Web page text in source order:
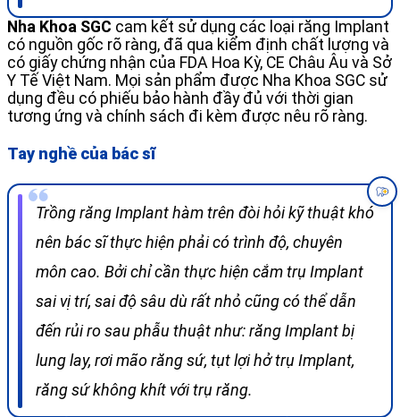
Nha Khoa SGC cam kết sử dụng các loại răng Implant
có nguồn gốc rõ ràng, đã qua kiểm định chất lượng và
có giấy chứng nhận của FDA Hoa Kỳ, CE Châu Âu và Sở
Y Tế Việt Nam. Mọi sản phẩm được Nha Khoa SGC sử
dụng đều có phiếu bảo hành đầy đủ với thời gian
tương ứng và chính sách đi kèm được nêu rõ ràng.
Tay nghề của bác sĩ
Trồng răng Implant hàm trên đòi hỏi kỹ thuật khó
nên bác sĩ thực hiện phải có trình độ, chuyên
môn cao. Bởi chỉ cần thực hiện cắm trụ Implant
sai vị trí, sai độ sâu dù rất nhỏ cũng có thể dẫn
đến rủi ro sau phẫu thuật như: răng Implant bị
lung lay, rơi mão răng sứ, tụt lợi hở trụ Implant,
răng sứ không khít với trụ răng.